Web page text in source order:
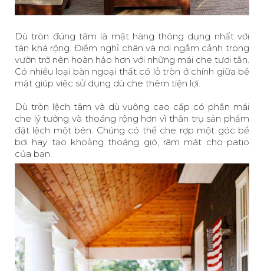
Dù tròn đúng tâm là mặt hàng thông dụng nhất với
tán khá rộng. Điểm nghỉ chân và nơi ngắm cảnh trong
vườn trở nên hoàn hảo hơn với những mái che tươi tắn.
Có nhiều loại bàn ngoại thất có lỗ tròn ở chính giữa bề
mặt giúp việc sử dụng dù che thêm tiện lợi.
Dù tròn lệch tâm và dù vuông cao cấp có phần mái
che lý tưởng và thoáng rộng hơn vì thân trụ sản phẩm
đặt lệch một bên. Chúng có thể che rợp một góc bể
bơi hay tạo khoảng thoáng gió, râm mát cho patio
của bạn.